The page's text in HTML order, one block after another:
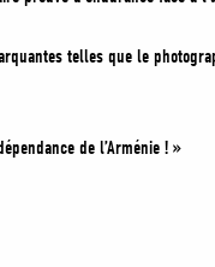
telles que le
de l’Arménie ! »